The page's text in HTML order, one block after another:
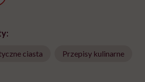
ciasta Przepisy kulinarne